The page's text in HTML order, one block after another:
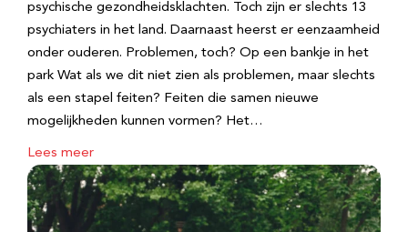
psychische gezondheidsklachten. Toch zijn er slechts 13
psychiaters in het land. Daarnaast heerst er eenzaamheid
onder ouderen. Problemen, toch? Op een bankje in het
park Wat als we dit niet zien als problemen, maar slechts
als een stapel feiten? Feiten die samen nieuwe
mogelijkheden kunnen vormen? Het…
Lees meer